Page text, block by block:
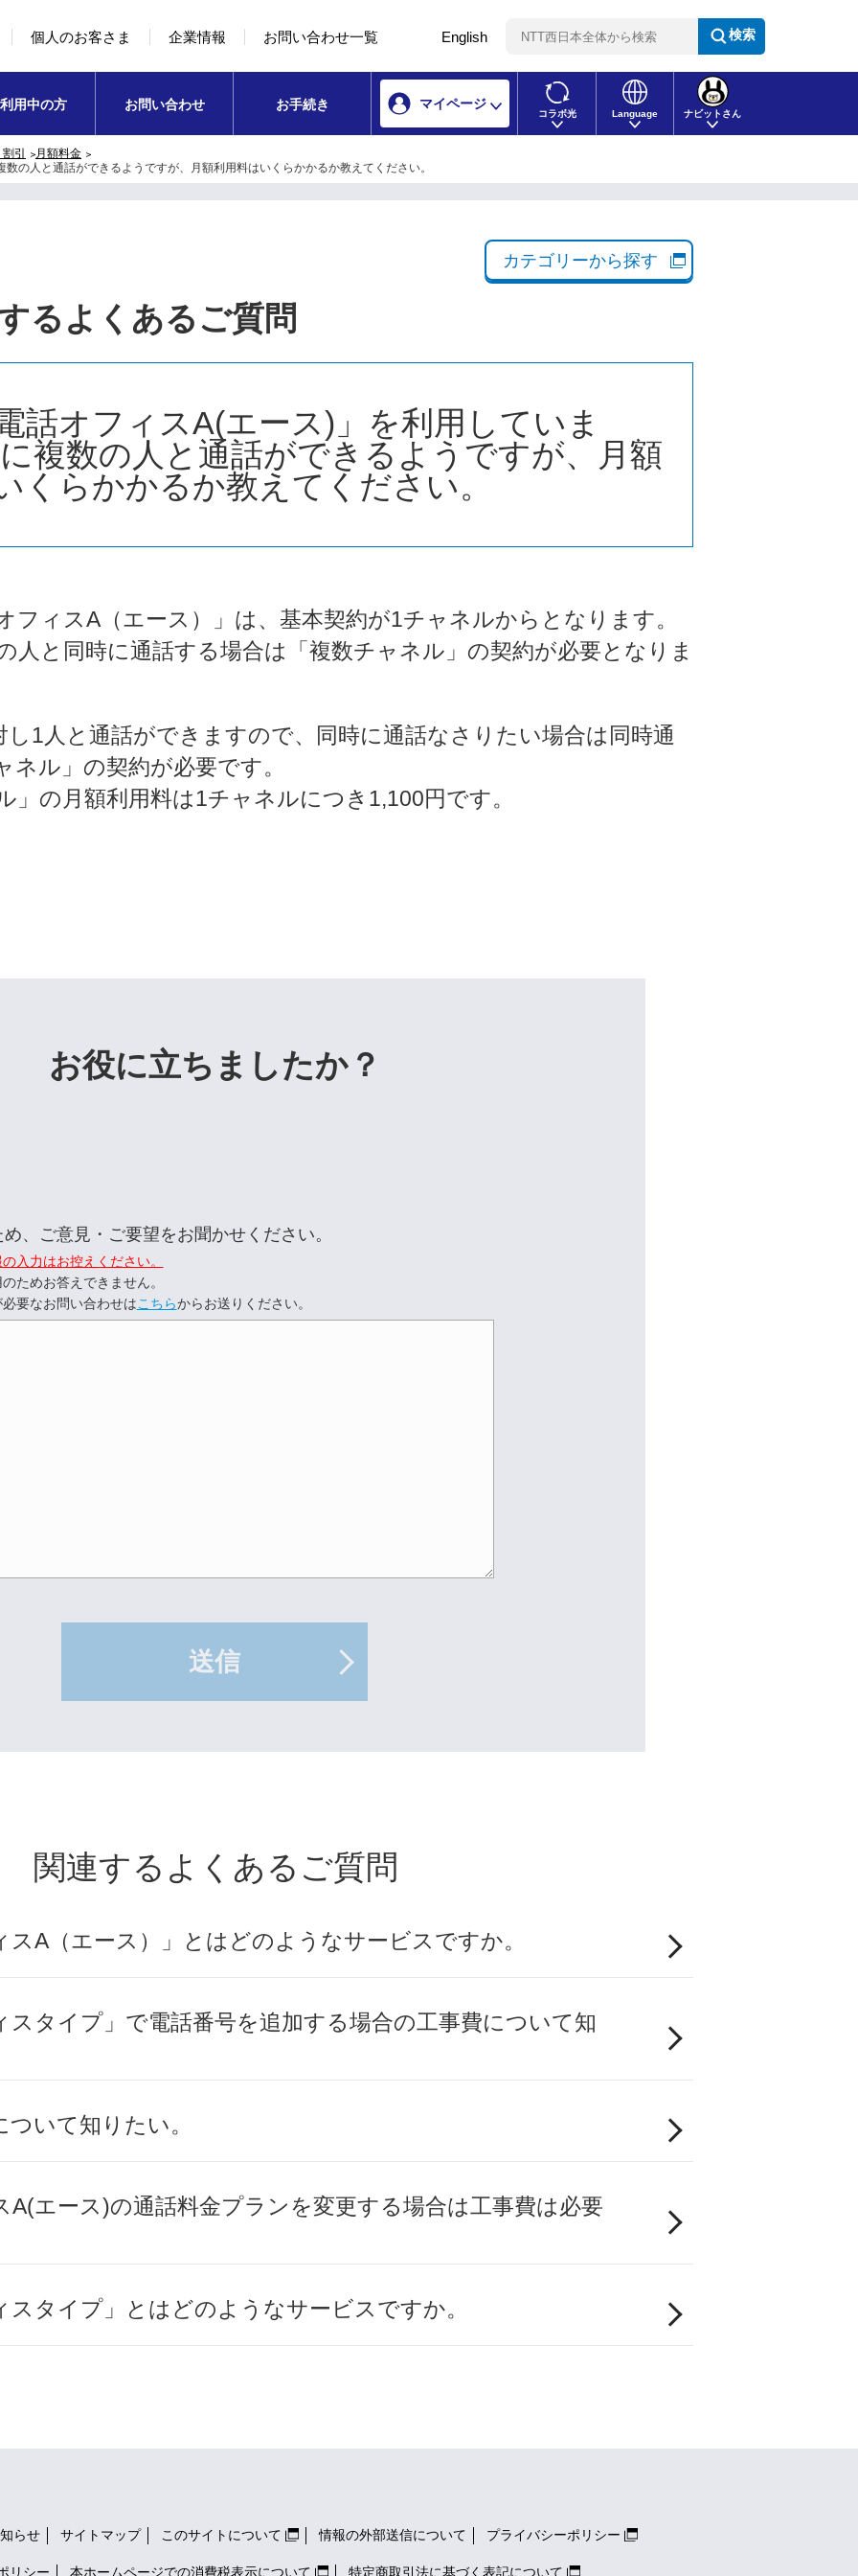
コンテンツのリンクナビゲーションへ移動
個人のお客さま 企業情報 お問い合わせ一覧 English 検索
用中の方 お問い合わせ お手続き マイページ
コラボ光 Language ナビットさん
引
月額料金
の人と通話ができるようですが、月額利用料はいくらかかるか教えてください。
カテゴリーから探す
るよくあるご質問
話オフィスA(エース)」を利用していま
複数の人と通話ができるようですが、月額
くらかかるか教えてください。
フィスA（エース）」は、基本契約が1チャネルからとなります。
人と同時に通話する場合は「複数チャネル」の契約が必要となりま
1人と通話ができますので、同時に通話なさりたい場合は同時通
ネル」の契約が必要です。
」の月額利用料は1チャネルにつき1,100円です。
お役に立ちましたか？
、ご意見・ご要望をお聞かせください。
入力はお控えください。
ためお答えできません。
要なお問い合わせはこちらからお送りください。
送信
関連するよくあるご質問
A（エース）」とはどのようなサービスですか。
スタイプ」で電話番号を追加する場合の工事費について知
いて知りたい。
A(エース)の通話料金プランを変更する場合は工事費は必要
スタイプ」とはどのようなサービスですか。
らせ サイトマップ このサイトについて 情報の外部送信について プライバシーポリシー
リシー 本ホームページでの消費税表示について 特定商取引法に基づく表記について